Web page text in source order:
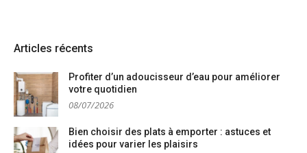
Articles récents
Profiter d’un adoucisseur d’eau pour améliorer
votre quotidien
08/07/2026
Bien choisir des plats à emporter : astuces et
idées pour varier les plaisirs